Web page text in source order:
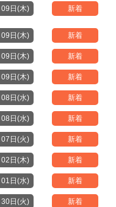
日(木) 新着
日(木) 新着
日(木) 新着
日(木) 新着
日(水) 新着
日(水) 新着
日(火) 新着
日(木) 新着
日(水) 新着
日(火) 新着